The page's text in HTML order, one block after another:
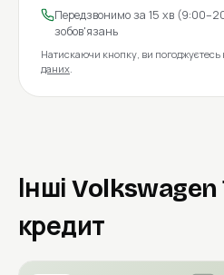
Передзвонимо за 15 хв
зобов'язань
Натискаючи кнопку, ви погоджуєтесь
даних.
Інші
кредит